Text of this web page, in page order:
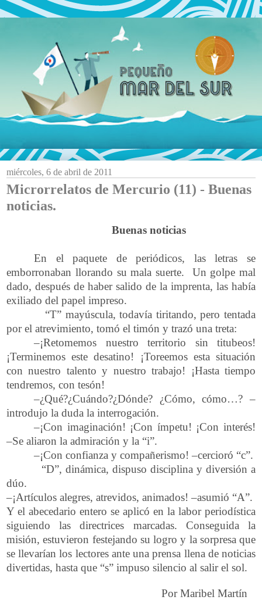
miércoles, 6 de abril de 2011
Microrrelatos de Mercurio (11) - Buenas
noticias.
Buenas noticias
En el paquete de periódicos, las letras se
emborronaban llorando su mala suerte. Un golpe mal
dado, después de haber salido de la imprenta, las había
exiliado del papel impreso.
“T” mayúscula, todavía tiritando, pero tentada
por el atrevimiento, tomó el timón y trazó una treta:
–¡Retomemos nuestro territorio sin titubeos!
¡Terminemos este desatino! ¡Toreemos esta situación
con nuestro talento y nuestro trabajo! ¡Hasta tiempo
tendremos, con tesón!
–¿Qué?¿Cuándo?¿Dónde? ¿Cómo, cómo…? –
introdujo la duda la interrogación.
–¡Con imaginación! ¡Con ímpetu! ¡Con interés!
–Se aliaron la admiración y la “i”.
–¡Con confianza y compañerismo! –cercioró “c”.
“D”, dinámica, dispuso disciplina y diversión a
dúo.
–¡Artículos alegres, atrevidos, animados! –asumió “A”.
Y el abecedario entero se aplicó en la labor periodística
siguiendo las directrices marcadas. Conseguida la
misión, estuvieron festejando su logro y la sorpresa que
se llevarían los lectores ante una prensa llena de noticias
divertidas, hasta que “s” impuso silencio al salir el sol.
Por Maribel Martín